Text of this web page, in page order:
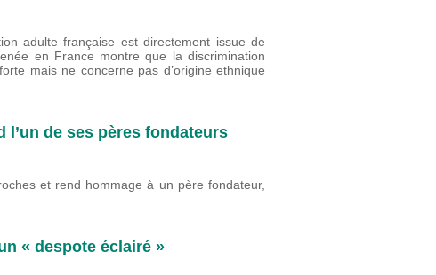
adulte française est directement issue de
en France montre que la discrimination
mais ne concerne pas d’origine ethnique
l’un de ses pères fondateurs
et rend hommage à un père fondateur,
« despote éclairé »